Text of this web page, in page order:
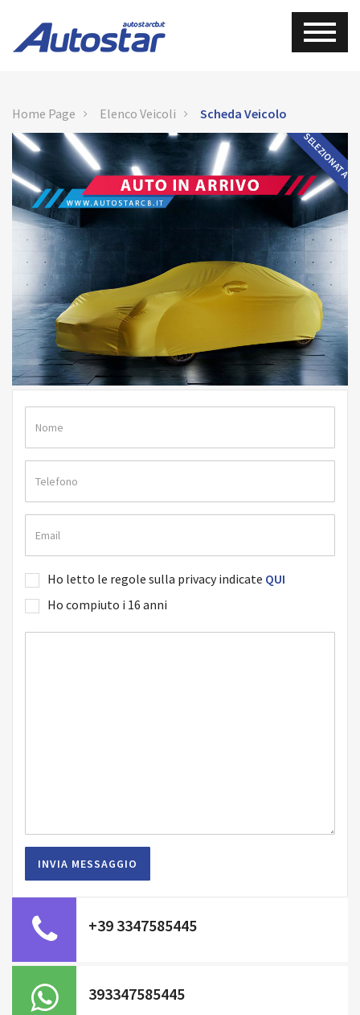
Home Page Elenco Veicoli Scheda Veicolo
SELEZIONATA
Ho letto le regole sulla privacy indicate QUI
Ho compiuto i 16 anni
+39 3347585445
393347585445